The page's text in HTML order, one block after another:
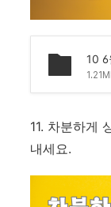
11. 차분하게
내세요.